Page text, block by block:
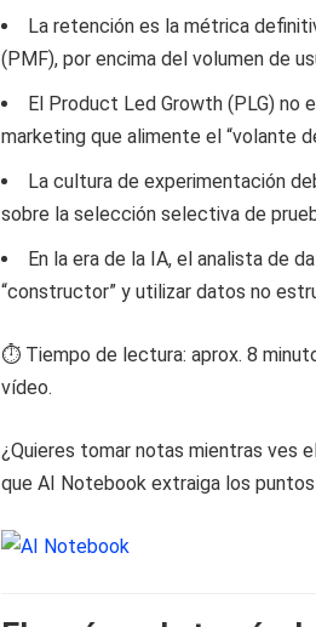
La retención es la métrica
(PMF), por encima del volumen de
El Product Led Growth (PLG) no
marketing que alimente el “volante
La cultura de experimentación
sobre la selección selectiva de
En la era de la IA, el analista de
“constructor” y utilizar datos no
⏱️ Tiempo de lectura: aprox. 8
vídeo.
¿Quieres tomar notas mientras ves
que AI Notebook extraiga los